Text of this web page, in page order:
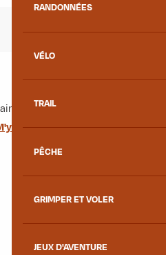
RANDONNÉES
VÉLO
TRAIL
PÊCHE
GRIMPER ET VOLER
JEUX D'AVENTURE
Martin-sur-la-Chambre
rendre